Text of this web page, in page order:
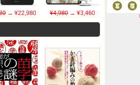
→ ¥22,980 ¥4,980→ ¥3,460